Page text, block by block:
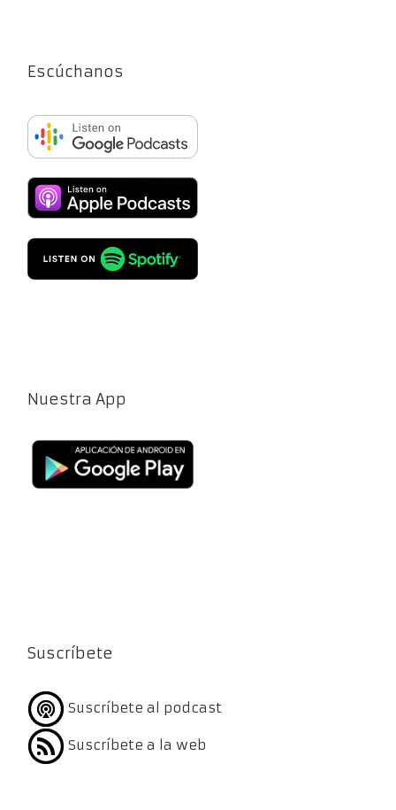
Escúchanos
Nuestra App
Suscríbete
Suscríbete al podcast
Suscríbete a la web